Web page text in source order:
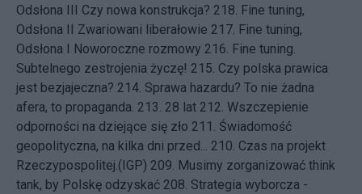
Odsłona III Czy nowa konstrukcja? 218. Fine tuning,
Odsłona II Zwariowani liberałowie 217. Fine tuning,
Odsłona I Noworoczne rozmowy 216. Fine tuning.
Subtelnego zestrojenia życzę! 215. Czy polska prawica
jest bezjajeczna? 214. Sprawa hazardu? To nie żadna
afera, to propaganda. 213. 28 lat 212. Wszczepienie
odporności na dziejące się zło 211. Świadomość
geopolityczna, na kilka dni przed... 210. Czas na projekt
Rzeczypospolitej.(IGP) 209. Musimy zorganizować think
tank, by Polskę odzyskać 208. Strategia wyborcza -